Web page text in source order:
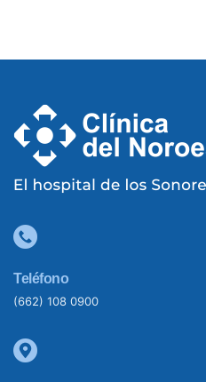
Teléfono
(662) 108 0900